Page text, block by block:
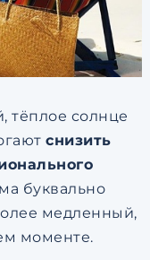
тёплое солнце
снизить
буквально
медленный,
моменте.